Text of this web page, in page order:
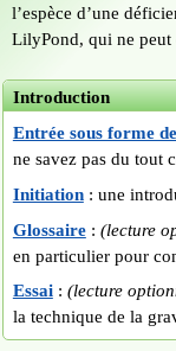
l’espèce d’une
LilyPond, qui ne peut
Introduction
Entrée sous forme
ne savez pas du tout
Initiation: une
Glossaire: (lecture
en particulier pour
Essai: (lecture
la technique de la